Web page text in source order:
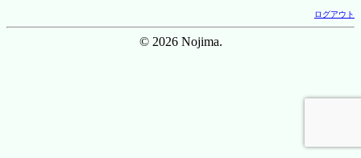
ログアウト
© 2026 Nojima.